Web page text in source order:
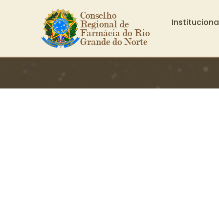
Ir para o conteúdo principal
Conselho
Regional de
Farmácia do Rio
Grande do Norte